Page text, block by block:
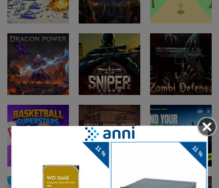
Akcijske igre
Paper Stick
Figures
Akcijske igre
Undead
Walking 3D
Akcijske igre
forest dash
Akcijske igre
Sniper Corps
Akcijske igre
Defense